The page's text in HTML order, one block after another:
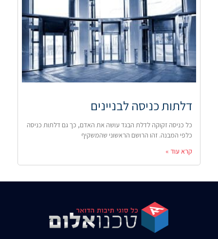
דלתות כניסה לבניינים
כל כניסה זקוקה לדלת הבגד עושה את האדם, כך גם דלתות כניסה
כלפי המבנה. זהו הרושם הראשוני שהמשקיף
קרא עוד »